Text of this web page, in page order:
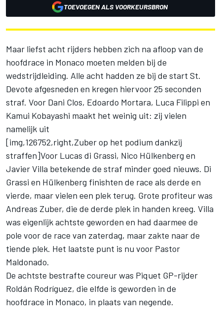
TOEVOEGEN ALS VOORKEURSBRON
Maar liefst acht rijders hebben zich na afloop van de
hoofdrace in Monaco moeten melden bij de
wedstrijdleiding. Alle acht hadden ze bij de start St.
Devote afgesneden en kregen hiervoor 25 seconden
straf. Voor Dani Clos, Edoardo Mortara, Luca Filippi en
Kamui Kobayashi maakt het weinig uit: zij vielen
namelijk uit
[img,126752,right,Zuber op het podium dankzij
straffen]Voor Lucas di Grassi, Nico Hülkenberg en
Javier Villa betekende de straf minder goed nieuws. Di
Grassi en Hülkenberg finishten de race als derde en
vierde, maar vielen een plek terug. Grote profiteur was
Andreas Zuber, die de derde plek in handen kreeg. Villa
was eigenlijk achtste geworden en had daarmee de
pole voor de race van zaterdag, maar zakte naar de
tiende plek. Het laatste punt is nu voor Pastor
Maldonado.
De achtste bestrafte coureur was Piquet GP-rijder
Roldán Rodríguez, die elfde is geworden in de
hoofdrace in Monaco, in plaats van negende.